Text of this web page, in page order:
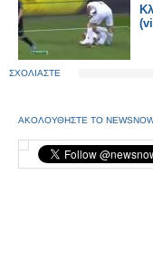
ΣΧΟΛΙΑΣΤΕ
ΑΚΟΛΟΥΘΗΣΤΕ ΤΟ